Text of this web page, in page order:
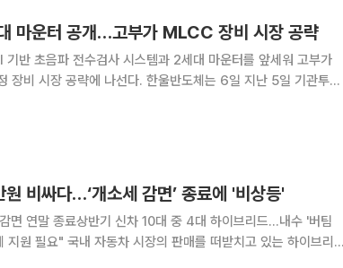
마운터 공개…고부가 MLCC 장비 시장 공략
기반 초음파 전수검사 시스템과 2세대 마운터를 앞세워 고부가
다. 한울반도체는 6일 지난 5일 기관투자
비싸다…‘개소세 감면’ 종료에 '비상등'
면 연말 종료상반기 신차 10대 중 4대 하이브리드…내수 '버팀
떠받치고 있는 하이브리